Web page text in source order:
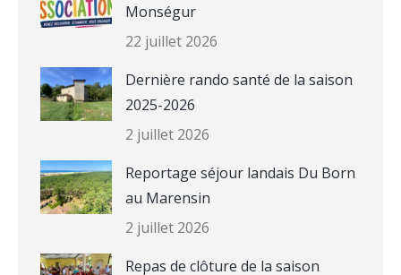
Monségur
22 juillet 2026
Dernière rando santé de la saison
2025-2026
2 juillet 2026
Reportage séjour landais Du Born
au Marensin
2 juillet 2026
Repas de clôture de la saison